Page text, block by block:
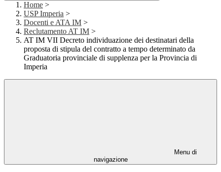
Home >
USP Imperia >
Docenti e ATA IM >
Reclutamento AT IM >
AT IM VII Decreto individuazione dei destinatari della
proposta di stipula del contratto a tempo determinato da
Graduatoria provinciale di supplenza per la Provincia di
Imperia
Menu di
navigazione